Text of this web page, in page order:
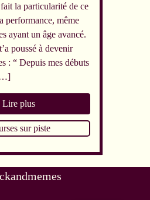
la particularité de ce
performance, même
ayant un âge avancé.
poussé à devenir
: “ Depuis mes débuts
Lire plus
sur piste